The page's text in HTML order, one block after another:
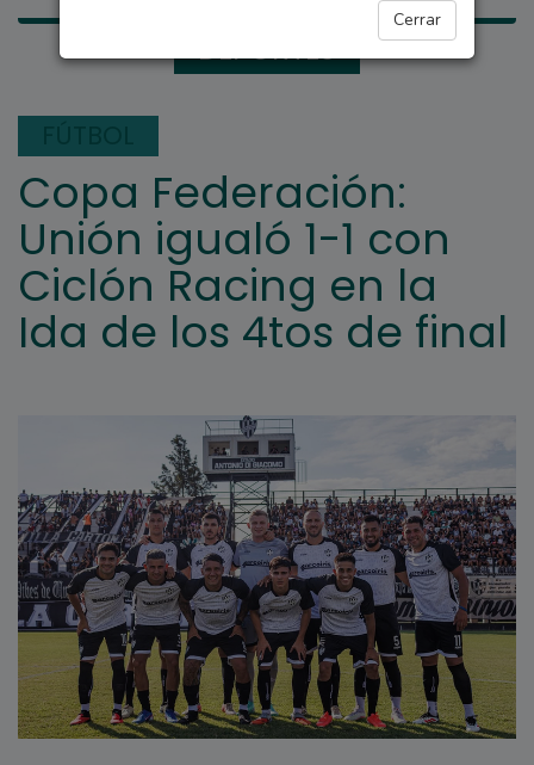
Cerrar
DEPORTES
Copa Federación:
Unión igualó 1-1 con
Ciclón Racing en la
Ida de los 4tos de final